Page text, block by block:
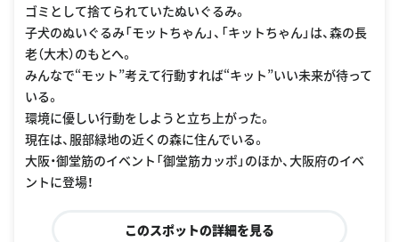
ゴミとして捨てられていたぬいぐるみ。
子犬のぬいぐるみ「モットちゃん」、「キットちゃん」は、森の長
老（大木）のもとへ。
みんなで“モット”考えて行動すれば“キット”いい未来が待って
いる。
環境に優しい行動をしようと立ち上がった。
現在は、服部緑地の近くの森に住んでいる。
大阪・御堂筋のイベント「御堂筋カッポ」のほか、大阪府のイベ
ントに登場！
このスポットの詳細を見る